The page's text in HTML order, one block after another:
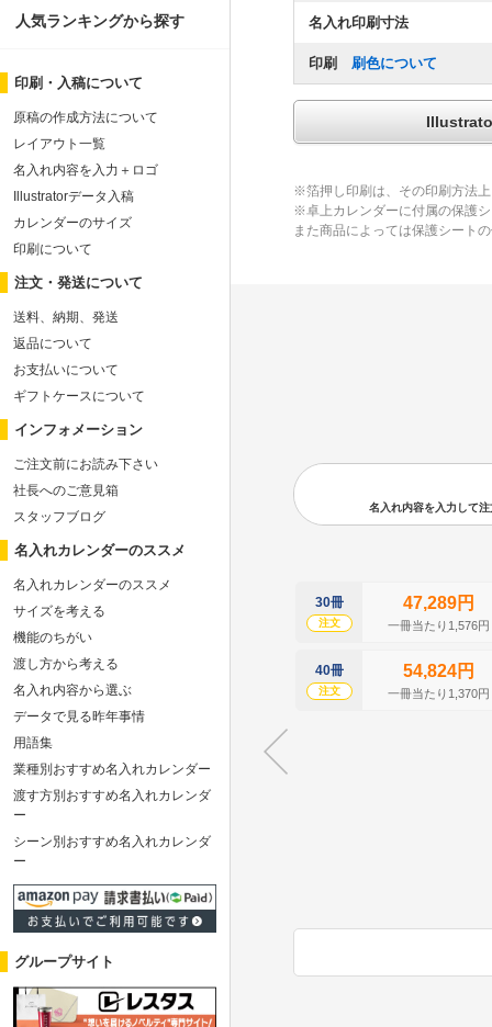
名入れ印刷寸法
印刷 刷色について
※箔押し印刷は、その印刷方法
※卓上カレンダーに付属の保護
また商品によっては保護シート
名入れ内容を入力して
30冊
注文
47,289円
一冊当たり1,576円
40冊
注文
54,824円
一冊当たり1,370円
人気ランキングから探す
印刷・入稿について
原稿の作成方法について
レイアウト一覧
名入れ内容を入力＋ロゴ
Illustratorデータ入稿
カレンダーのサイズ
印刷について
注文・発送について
送料、納期、発送
返品について
お支払いについて
ギフトケースについて
インフォメーション
ご注文前にお読み下さい
社長へのご意見箱
スタッフブログ
名入れカレンダーのススメ
名入れカレンダーのススメ
サイズを考える
機能のちがい
渡し方から考える
名入れ内容から選ぶ
データで見る昨年事情
用語集
業種別おすすめ名入れカレンダー
渡す方別おすすめ名入れカレンダ
ー
シーン別おすすめ名入れカレンダ
ー
グループサイト